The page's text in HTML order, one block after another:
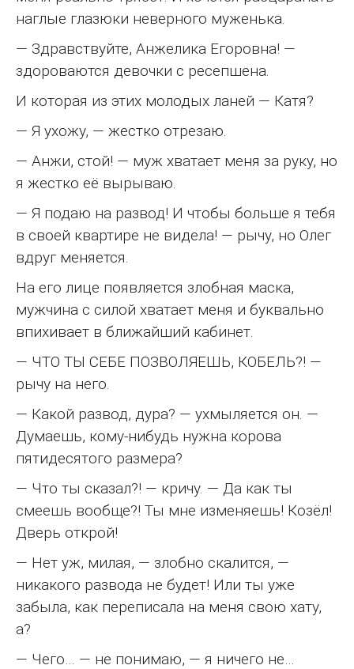
наглые глазюки неверного муженька.
— Здравствуйте, Анжелика Егоровна! —
здороваются девочки с ресепшена.
И которая из этих молодых ланей — Катя?
— Я ухожу, — жестко отрезаю.
— Анжи, стой! — муж хватает меня за руку, но
я жестко её вырываю.
— Я подаю на развод! И чтобы больше я тебя
в своей квартире не видела! — рычу, но Олег
вдруг меняется.
На его лице появляется злобная маска,
мужчина с силой хватает меня и буквально
впихивает в ближайший кабинет.
— ЧТО ТЫ СЕБЕ ПОЗВОЛЯЕШЬ, КОБЕЛЬ?! —
рычу на него.
— Какой развод, дура? — ухмыляется он. —
Думаешь, кому-нибудь нужна корова
пятидесятого размера?
— Что ты сказал?! — кричу. — Да как ты
смеешь вообще?! Ты мне изменяешь! Козёл!
Дверь открой!
— Нет уж, милая, — злобно скалится, —
никакого развода не будет! Или ты уже
забыла, как переписала на меня свою хату,
а?
— Чего… — не понимаю, — я ничего не…